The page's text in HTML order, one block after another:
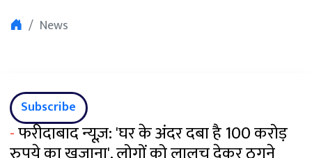
News
Subscribe
-फरीदाबाद न्यूज़: 'घर के अंदर दबा है 100 करोड़